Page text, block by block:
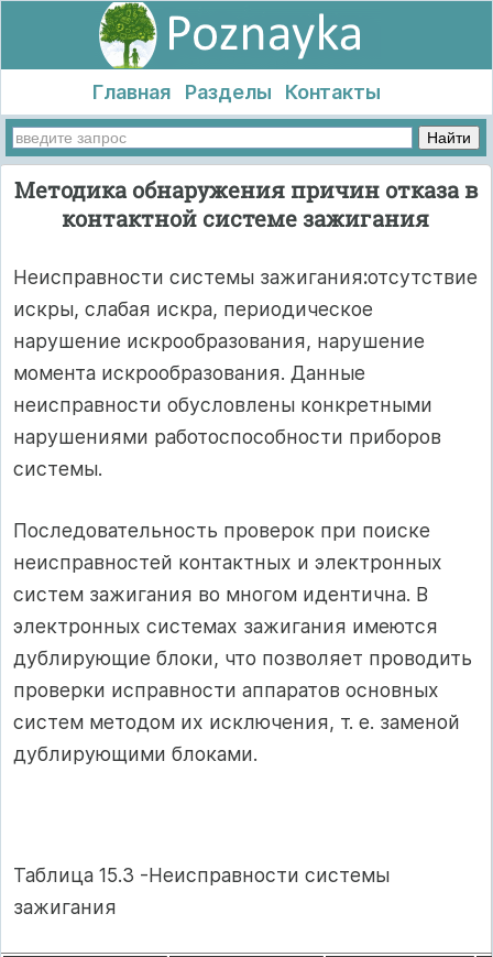
Главная Разделы Контакты
Методика обнаружения причин отказа в
контактной системе зажигания
Неисправности системы зажигания:отсутствие
искры, слабая искра, периодическое
нарушение искрообразования, нарушение
момента искрообразования. Данные
неисправности обусловлены конкретными
нарушениями работоспособности приборов
системы.
Последовательность проверок при поиске
неисправностей контактных и электронных
систем зажигания во многом идентична. В
электронных системах зажигания имеются
дублирующие блоки, что позволяет проводить
проверки исправности аппаратов основных
систем методом их исключения, т. е. заменой
дублирующими блоками.
Таблица 15.3 -Неисправности системы
зажигания